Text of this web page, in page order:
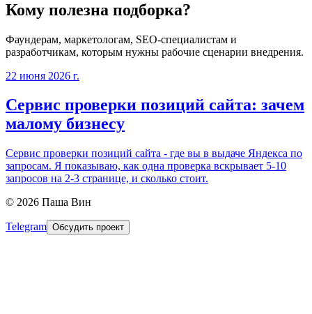
Кому полезна подборка?
Фаундерам, маркетологам, SEO-специалистам и
разработчикам, которым нужны рабочие сценарии внедрения.
22 июня 2026 г.
Сервис проверки позиций сайта: зачем
малому бизнесу
Сервис проверки позиций сайта - где вы в выдаче Яндекса по
запросам. Я показываю, как одна проверка вскрывает 5-10
запросов на 2-3 странице, и сколько стоит.
© 2026 Паша Вин
Telegram Обсудить проект